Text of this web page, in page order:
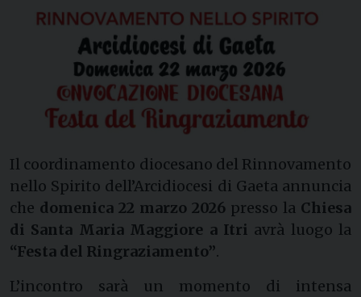
Il coordinamento diocesano del Rinnovamento
nello Spirito dell’Arcidiocesi di Gaeta annuncia
che domenica 22 marzo 2026 presso la Chiesa
di Santa Maria Maggiore a Itri avrà luogo la
“Festa del Ringraziamento”.
L’incontro sarà un momento di intensa